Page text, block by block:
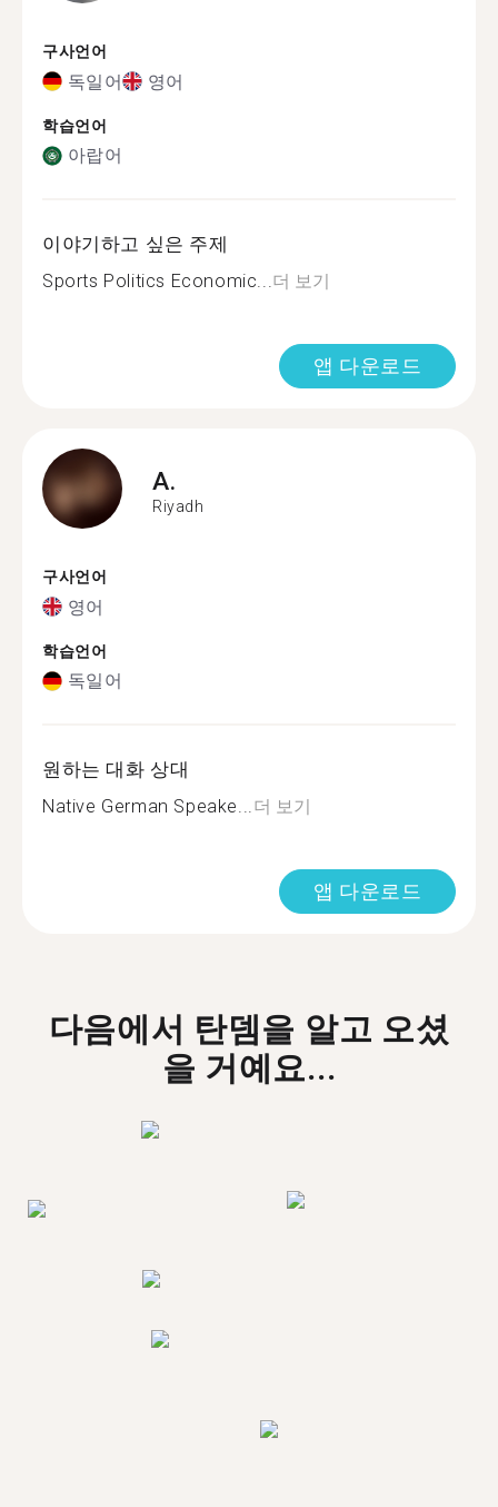
구사언어
독일어 영어
학습언어
아랍어
이야기하고 싶은 주제
Sports Politics Economic...더 보기
앱 다운로드
A.
Riyadh
구사언어
영어
학습언어
독일어
원하는 대화 상대
Native German Speake...더 보기
앱 다운로드
다음에서 탄뎀을 알고 오셨
을 거예요...